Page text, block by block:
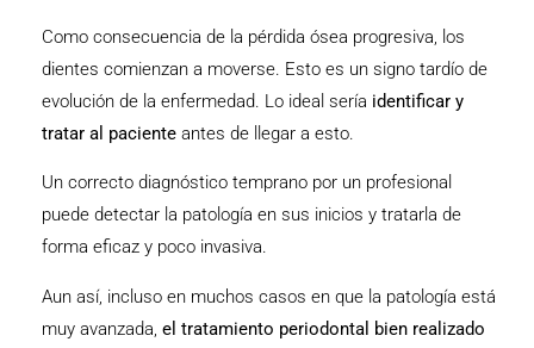
Como consecuencia de la pérdida ósea progresiva, los
dientes comienzan a moverse. Esto es un signo tardío de
evolución de la enfermedad. Lo ideal sería identificar y
tratar al paciente antes de llegar a esto.
Un correcto diagnóstico temprano por un profesional
puede detectar la patología en sus inicios y tratarla de
forma eficaz y poco invasiva.
Aun así, incluso en muchos casos en que la patología está
muy avanzada, el tratamiento periodontal bien realizado